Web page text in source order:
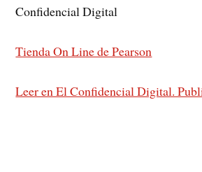
Confidencial Digital
Tienda On Line de Pearson
Leer en El Confidencial Digital.